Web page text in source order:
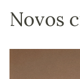
Novos